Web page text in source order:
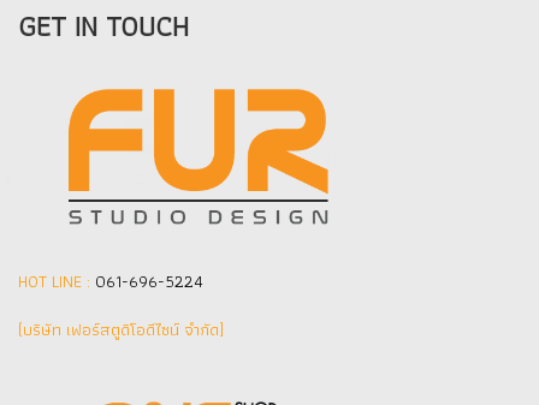
GET IN TOUCH
HOT LINE : 061-696-5224
(บริษัท เฟอร์สตูดิโอดีไซน์ จำกัด]